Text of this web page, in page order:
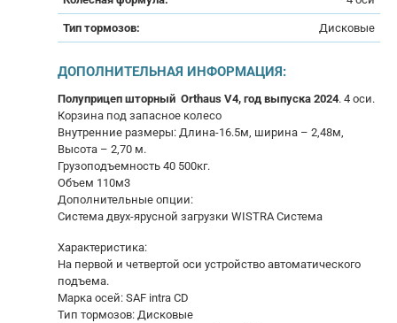
Тип тормозов: Дисковые
ДОПОЛНИТЕЛЬНАЯ ИНФОРМАЦИЯ:
Полуприцеп шторный Orthaus V4, год выпуска 2024. 4 оси.
Корзина под запасное колесо
Внутренние размеры: Длина-16.5м, ширина – 2,48м,
Высота – 2,70 м.
Грузоподъемность 40 500кг.
Объем 110м3
Дополнительные опции:
Система двух-ярусной загрузки WISTRA Система
Характеристика:
На первой и четвертой оси устройство автоматического
подъема.
Марка осей: SAF intra CD
Тип тормозов: Дисковые